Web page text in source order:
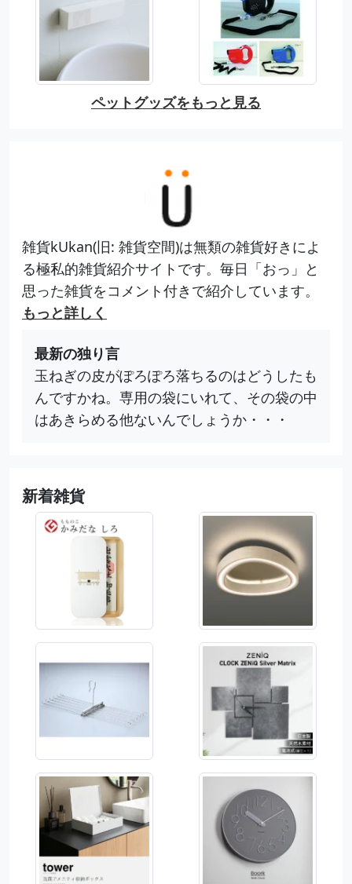
ペットグッズをもっと見る
雑貨kUkan(旧: 雑貨空間)は無類の雑貨好きによ
る極私的雑貨紹介サイトです。毎日「おっ」と
思った雑貨をコメント付きで紹介しています。
もっと詳しく
最新の独り言
玉ねぎの皮がぽろぽろ落ちるのはどうしたも
んですかね。専用の袋にいれて、その袋の中
はあきらめる他ないんでしょうか・・・
新着雑貨